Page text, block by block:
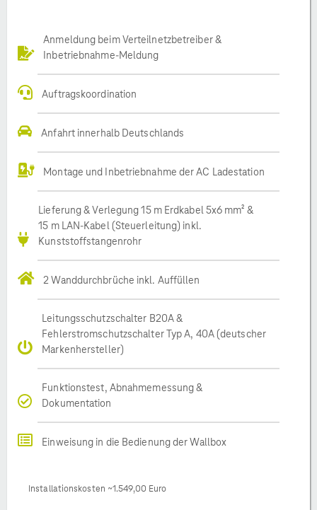
Anmeldung beim Verteilnetzbetreiber &
Inbetriebnahme-Meldung
Auftragskoordination
Anfahrt innerhalb Deutschlands
Montage und Inbetriebnahme der AC Ladestation
Lieferung & Verlegung 15 m Erdkabel 5x6 mm² &
15 m LAN-Kabel (Steuerleitung) inkl.
Kunststoffstangenrohr
2 Wanddurchbrüche inkl. Auffüllen
Leitungsschutzschalter B20A &
Fehlerstromschutzschalter Typ A, 40A (deutscher
Markenhersteller)
Funktionstest, Abnahmemessung &
Dokumentation
Einweisung in die Bedienung der Wallbox
Installationskosten ~1.549,00 Euro